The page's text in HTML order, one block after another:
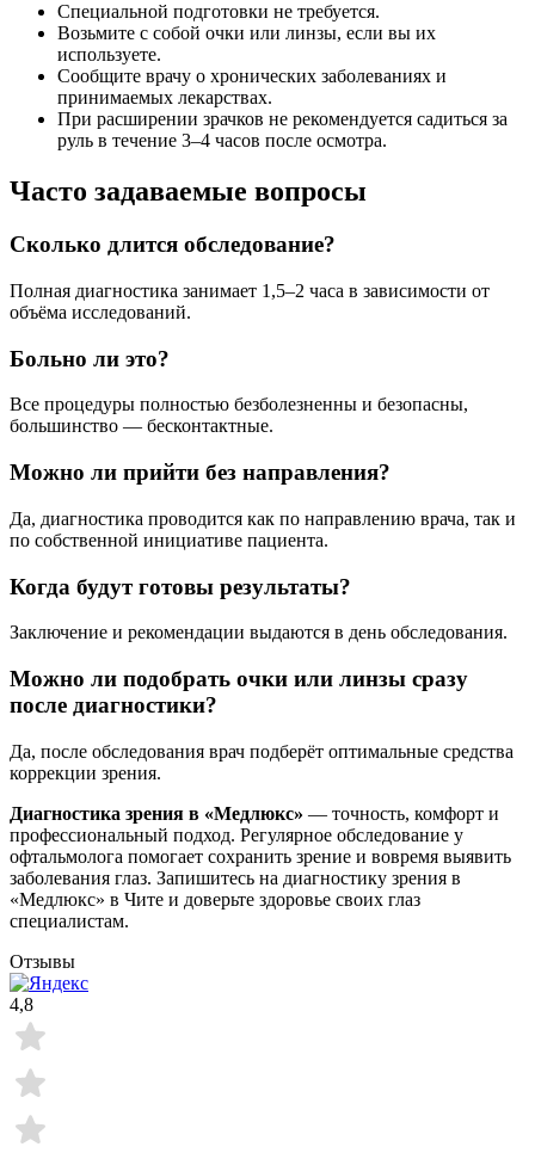
Специальной подготовки не требуется.
Возьмите с собой очки или линзы, если вы их
используете.
Сообщите врачу о хронических заболеваниях и
принимаемых лекарствах.
При расширении зрачков не рекомендуется садиться за
руль в течение 3–4 часов после осмотра.
Часто задаваемые вопросы
Сколько длится обследование?
Полная диагностика занимает 1,5–2 часа в зависимости от
объёма исследований.
Больно ли это?
Все процедуры полностью безболезненны и безопасны,
большинство — бесконтактные.
Можно ли прийти без направления?
Да, диагностика проводится как по направлению врача, так и
по собственной инициативе пациента.
Когда будут готовы результаты?
Заключение и рекомендации выдаются в день обследования.
Можно ли подобрать очки или линзы сразу
после диагностики?
Да, после обследования врач подберёт оптимальные средства
коррекции зрения.
Диагностика зрения в «Медлюкс» — точность, комфорт и
профессиональный подход. Регулярное обследование у
офтальмолога помогает сохранить зрение и вовремя выявить
заболевания глаз. Запишитесь на диагностику зрения в
«Медлюкс» в Чите и доверьте здоровье своих глаз
специалистам.
Отзывы
4,8